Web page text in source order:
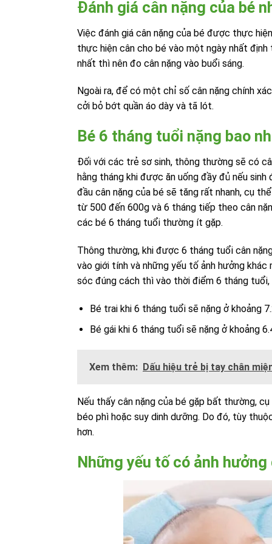
Đánh giá cân nặng của bé
Việc đánh giá cân nặng của bé được thực
thực hiện cân cho bé vào một ngày nhất
nhất thì nên đo cân nặng vào buổi sáng.
Ngoài ra, để có một chỉ số cân nặng chính
cởi bỏ bớt quần áo dày và tã lót.
Bé 6 tháng tuổi nặng bao
Đối với các trẻ sơ sinh, thông thường sẽ có
hằng tháng khi được ăn uống đầy đủ nếu
đầu cân nặng của bé sẽ tăng rất nhanh, cụ
từ 500 đến 600g và 6 tháng tiếp theo cân
các bé 6 tháng tuổi thường ít gặp.
Thông thường, khi được 6 tháng tuổi cân
vào giới tính và những yếu tố ảnh hưởng
sóc đúng cách thì vào thời điểm 6 tháng tuổi,
Bé trai khi 6 tháng tuổi sẽ nặng ở khoảng
Bé gái khi 6 tháng tuổi sẽ nặng ở khoảng
Xem thêm: Dấu hiệu trẻ bị tay chân
Nếu thấy cân nặng của bé gặp bất thường,
béo phì hoặc suy dinh dưỡng. Do đó, tùy
hơn.
Những yếu tố có ảnh